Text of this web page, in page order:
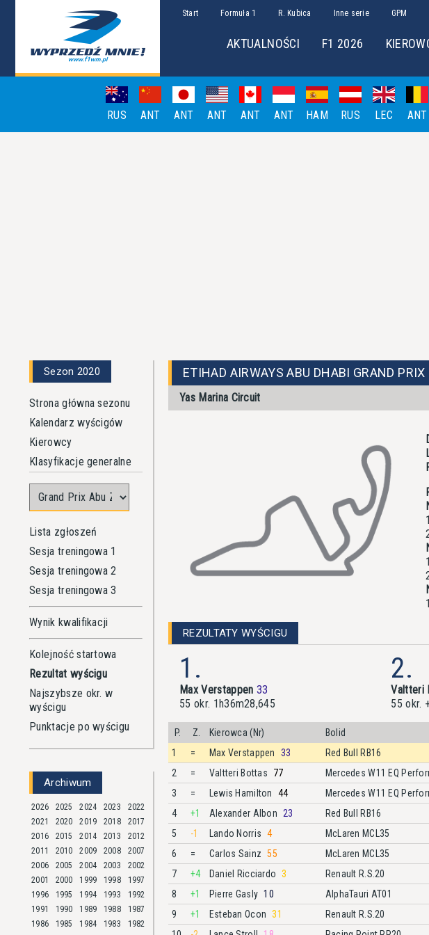
Start Formuła 1 R. Kubica Inne serie GPM
AKTUALNOŚCI F1 2026
RUS ANT ANT ANT ANT ANT HAM RUS LEC ANT
Sezon 2020
Strona główna sezonu
Kalendarz wyścigów
Kierowcy
Klasyfikacje generalne
Lista zgłoszeń
Sesja treningowa 1
Sesja treningowa 2
Sesja treningowa 3
Wynik kwalifikacji
Kolejność startowa
Rezultat wyścigu
Najszybsze okr. w
wyścigu
Punktacje po wyścigu
Archiwum
2026 2025 2024 2023
2022
2021
2020 2019 2018
2017
2016
2015 2014 2013
2012
2011
2010 2009 2008
2007
2006
2005 2004 2003
2002
2001
2000 1999 1998
1997
1996
1995 1994 1993
1992
1991
1990 1989 1988
1987
1986
1985 1984 1983
1982
ETIHAD AIRWAYS ABU DHABI GRAND
Yas Marina Circuit
REZULTATY WYŚCIGU
1.
Max Verstappen 33
55 okr. 1h36m28,645
2.
Valtteri
55 okr.
P. Z. Kierowca (Nr) Bolid
1
= Max Verstappen 33 Red Bull RB16
2
= Valtteri Bottas 77 Mercedes W11 EQ
3
= Lewis Hamilton 44 Mercedes W11 EQ
4
+1 Alexander Albon 23 Red Bull RB16
5
-1 Lando Norris 4 McLaren MCL35
6
= Carlos Sainz 55 McLaren MCL35
7
+4 Daniel Ricciardo 3 Renault R.S.20
8
+1 Pierre Gasly 10 AlphaTauri AT01
9
+1 Esteban Ocon 31 Renault R.S.20